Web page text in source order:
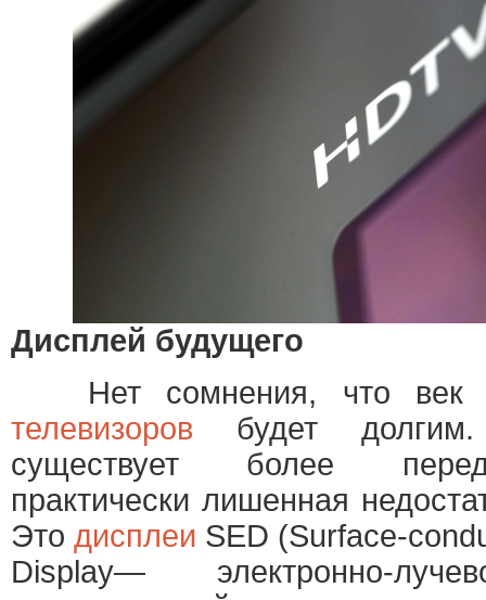
Дисплей будущего
Нет сомнения, что век
телевизоров будет
существует более
практически лишенная
Это дисплеи SED (Surface-
Display— электронно-